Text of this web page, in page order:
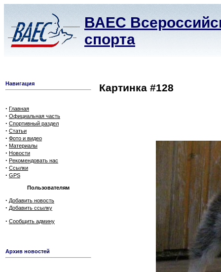
ВАЕС
спорта
Навигация
· Главная
· Официальная часть
· Спортивный раздел
· Статьи
· Фото и видео
· Материалы
· Новости
· Рекомендовать нас
· Ссылки
· GPS
Пользователям
· Добавить новость
· Добавить ссылку
· Сообщить админу
Архив новостей
Картинка #128